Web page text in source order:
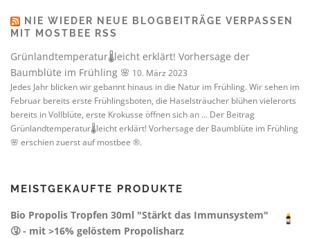
NIE WIEDER NEUE BLOGBEITRÄGE VERPASSEN
MIT MOSTBEE RSS
Grünlandtemperatur🌡️leicht erklärt! Vorhersage der
Baumblüte im Frühling 🌸 10. März 2023
Jedes Jahr blicken wir gebannt hinaus in die Natur im Frühling. Wir sehen im
Februar bereits erste Frühlingsboten, die Haselsträucher blühen vielerorts
bereits in Vollblüte, erste Krokusse öffnen sich an ... Der Beitrag
Grünlandtemperatur🌡️leicht erklärt! Vorhersage der Baumblüte im Frühling
🌸 erschien zuerst auf mostbee ®.
MEISTGEKAUFTE PRODUKTE
Bio Propolis Tropfen 30ml "Stärkt das Immunsystem"
🤧 - mit >16% gelöstem Propolisharz